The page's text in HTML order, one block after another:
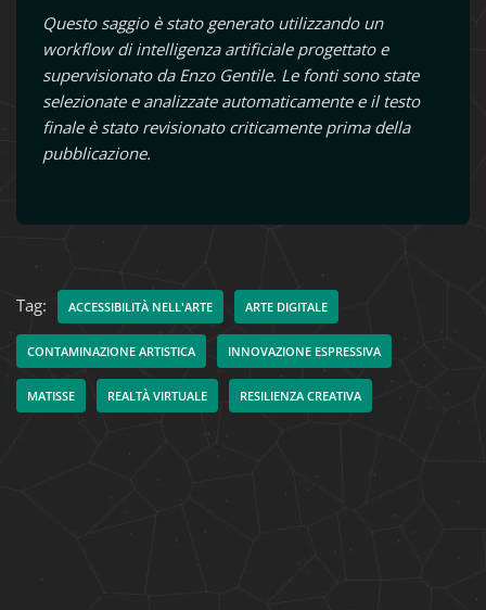
Questo saggio è stato generato utilizzando un
workflow di intelligenza artificiale progettato e
supervisionato da Enzo Gentile. Le fonti sono state
selezionate e analizzate automaticamente e il testo
finale è stato revisionato criticamente prima della
pubblicazione.
Tag: ACCESSIBILITÀ NELL'ARTE ARTE DIGITALE
CONTAMINAZIONE ARTISTICA INNOVAZIONE ESPRESSIVA
MATISSE REALTÀ VIRTUALE RESILIENZA CREATIVA